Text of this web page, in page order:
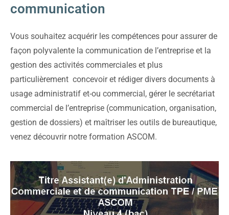
communication
Vous souhaitez acquérir les compétences pour assurer de
façon polyvalente la communication de l’entreprise et la
gestion des activités commerciales et plus
particulièrement concevoir et rédiger divers documents à
usage administratif et-ou commercial, gérer le secrétariat
commercial de l’entreprise (communication, organisation,
gestion de dossiers) et maîtriser les outils de bureautique,
venez découvrir notre formation ASCOM.